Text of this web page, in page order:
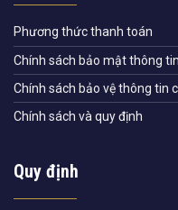
Phương thức thanh toán
Chính sách bảo mật thông tin
Chính sách bảo vệ thông tin
Chính sách và quy định
Quy định